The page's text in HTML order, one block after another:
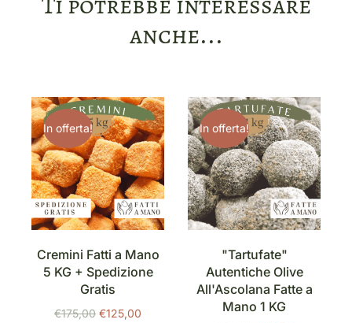
anche...
In offerta!
Cremini Fatti a Mano
5 KG + Spedizione
Gratis
€175,00 €125,00
In offerta!
"Tartufate"
Autentiche Olive
All'Ascolana Fatte a
Mano 1 KG